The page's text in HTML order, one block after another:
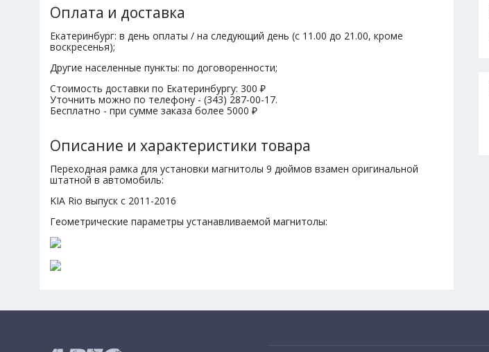
Оплата и доставка
Екатеринбург: в день оплаты / на следующий день (с 11.00 до 21.00, кроме
воскресенья);
Другие населенные пункты: по договоренности;
Стоимость доставки по Екатеринбургу: 300 ₽
Уточнить можно по телефону - (343) 287-00-17.
Бесплатно - при сумме заказа более 5000 ₽
Описание и характеристики товара
Переходная рамка для установки магнитолы 9 дюймов взамен оригинальной
штатной в автомобиль:
KIA Rio выпуск с 2011-2016
Геометрические параметры устанавливаемой магнитолы: